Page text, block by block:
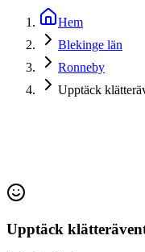
Hem
Blekinge län
Ronneby
Upptäck
Upptäck